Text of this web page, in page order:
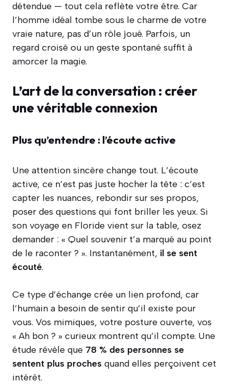
détendue — tout cela reflète votre être. Car
l’homme idéal tombe sous le charme de votre
vraie nature, pas d’un rôle joué. Parfois, un
regard croisé ou un geste spontané suffit à
amorcer la magie.
L’art de la conversation : créer
une véritable connexion
Plus qu’entendre : l’écoute active
Une attention sincère change tout. L’écoute
active, ce n’est pas juste hocher la tête : c’est
capter les nuances, rebondir sur ses propos,
poser des questions qui font briller les yeux. Si
son voyage en Floride vient sur la table, osez
demander : « Quel souvenir t’a marqué au point
de le raconter ? ». Instantanément, il se sent
écouté.
Ce type d’échange crée un lien profond, car
l’humain a besoin de sentir qu’il existe pour
vous. Vos mimiques, votre posture ouverte, vos
« Ah bon ? » curieux montrent qu’il compte. Une
étude révèle que 78 % des personnes se
sentent plus proches quand elles perçoivent cet
intérêt.